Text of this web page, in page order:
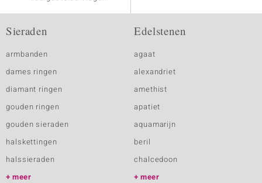
Sieraden
armbanden
dames ringen
diamant ringen
gouden ringen
gouden sieraden
halskettingen
halssieraden
meer
Edelstenen
agaat
alexandriet
amethist
apatiet
aquamarijn
beril
chalcedoon
meer